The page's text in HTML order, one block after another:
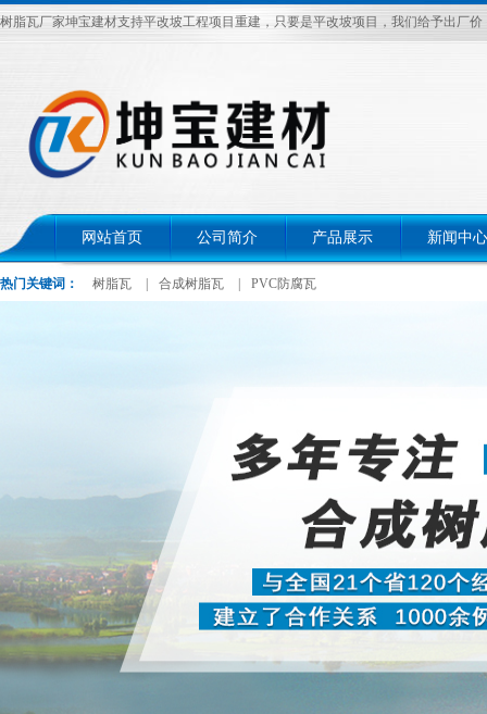
树脂瓦厂家坤宝建材支持平改坡工程项目重建，只要是平改坡项目，我们给予出厂价
网站首页 公司简介 产品展示 新闻中心
热门关键词： 树脂瓦 合成树脂瓦 PVC防腐瓦